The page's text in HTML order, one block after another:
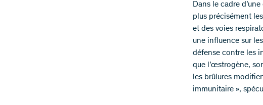
Dans le cadre
plus précisément
et des voies
une influence sur
défense contre les
que l’œstrogène,
les brûlures
immunitaire »,